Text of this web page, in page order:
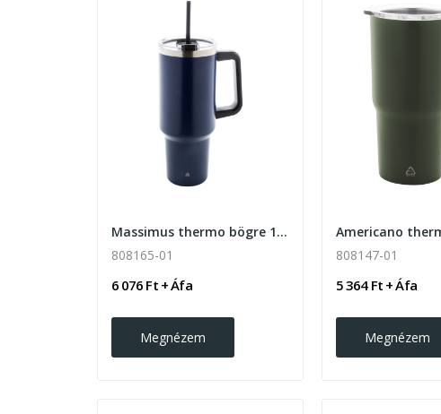
Massimus thermo bögre 1200ml
808165-01
6 076 Ft + Áfa
Megnézem
808147-01
5 364 Ft + Áfa
Megnézem